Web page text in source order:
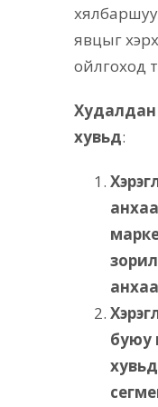
явцыг
ойлгоход
хувьд:
буюу